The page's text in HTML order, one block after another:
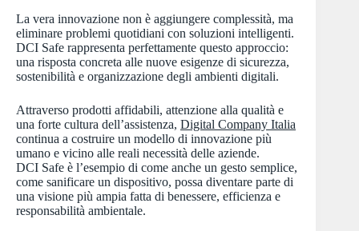
La vera innovazione non è aggiungere complessità, ma
eliminare problemi quotidiani con soluzioni intelligenti.
DCI Safe rappresenta perfettamente questo approccio:
una risposta concreta alle nuove esigenze di sicurezza,
sostenibilità e organizzazione degli ambienti digitali.
Attraverso prodotti affidabili, attenzione alla qualità e
una forte cultura dell’assistenza, Digital Company Italia
continua a costruire un modello di innovazione più
umano e vicino alle reali necessità delle aziende.
DCI Safe è l’esempio di come anche un gesto semplice,
come sanificare un dispositivo, possa diventare parte di
una visione più ampia fatta di benessere, efficienza e
responsabilità ambientale.